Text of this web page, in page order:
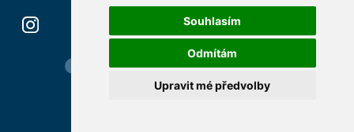
Souhlasím
Odmítám
Upravit mé předvolby
Hledání osob Nastavení cookie Mapa webu